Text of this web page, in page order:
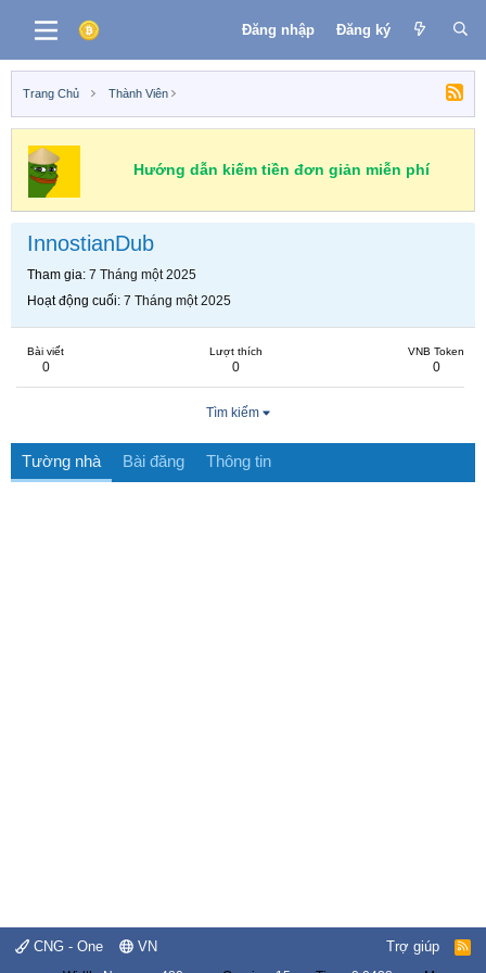
Đăng nhập Đăng ký
Trang Chủ Thành Viên
Hướng dẫn kiếm tiền đơn giản miễn phí
InnostianDub
Tham gia 7 Tháng một 2025
Hoạt động cuối 7 Tháng một 2025
Bài viết
0
Lượt thích
0
VNB Token
0
Tìm kiếm
Tường nhà Bài đăng Thông tin
CNG - One VN Trợ giúp
R